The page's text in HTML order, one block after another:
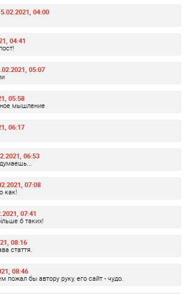
5.02.2021, 04:00
04:41
05:07
05:58
мышление
06:17
06:53
07:08
как!
07:41
б таких!
08:16
стаття.
08:46
пожал бы автору руку, его сайт - чудо.